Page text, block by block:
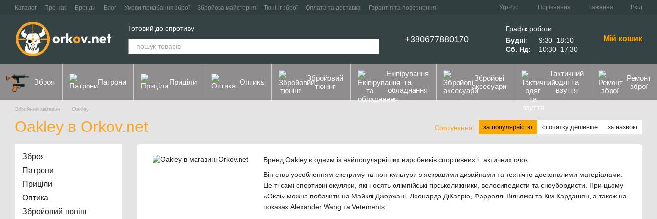
Перейти до основного контенту
Каталог Про нас Бренди Блог Умови придбання зброї Збройова майстерня Тюнінг зброї Оплата та доставка
Гарантія та повернення
Укр Рус Порівняння Бажання Вхід
Готовий до спротиву
+380677880170
Графік роботи:
Будні:
9:30–18:30
Сб. Нд:
10:30–17:30
Мій кошик
Зброя Патрони Приціли Оптика
Збройовий
тюнінг
Екіпірування
та
обладнання
Збройові
аксесуари
Тактичний
одяг та
взуття
Ремонт
зброї
Збройний магазин Oakley
Oakley в Orkov.net Сортування: за популярністю спочатку дешевше за назвою
Бренд Oakley є одним із найпопулярніших виробників спортивних і тактичних очок.
Він став уособленням екстриму та поп-культури з яскравими дизайнами та технічно досконалими матеріалами.
Це ті самі спортивні окуляри, які носять олімпійські гірськолижники, велосипедисти та сноубордисти. При цьому
«Оклі» можна побачити на Майклі Джоржані, Леонардо ДіКапріо, Фарреллі Вільямсі та Кім Кардашян, а також на
показах Alexander Wang та Vetements.
Зброя
Патрони
Приціли
Оптика
Збройовий тюнінг